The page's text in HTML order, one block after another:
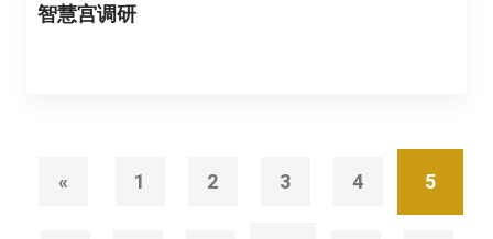
智慧宫调研
« 1 2 3 4 5